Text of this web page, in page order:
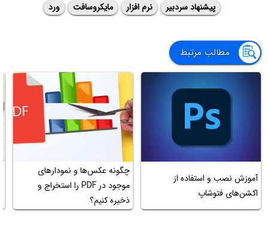
پیشنهاد سردبیر نرم افزار مایکروسافت ورد
مطالب مرتبط
آموزش نصب و استفاده از
اکشن‌های فتوشاپ
چگونه عکس‌ها و نمودارهای
موجود در PDF را استخراج و
ذخیره کنیم؟